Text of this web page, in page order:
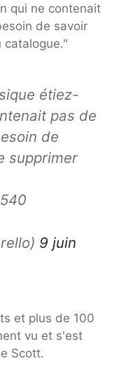
qui ne contenait
de savoir
catalogue."
étiez-
pas de
de
supprimer
9 juin
et plus de 100
vu et s'est
Scott.